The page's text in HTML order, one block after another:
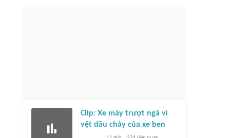
Clip: Xe máy trượt ngã vì
vệt dầu chảy của xe ben